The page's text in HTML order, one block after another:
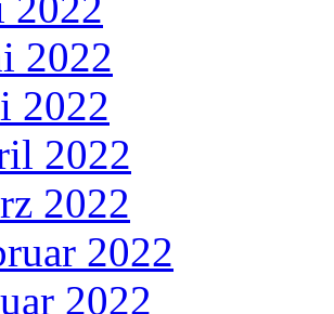
2022
2022
2022
2022
2022
2022